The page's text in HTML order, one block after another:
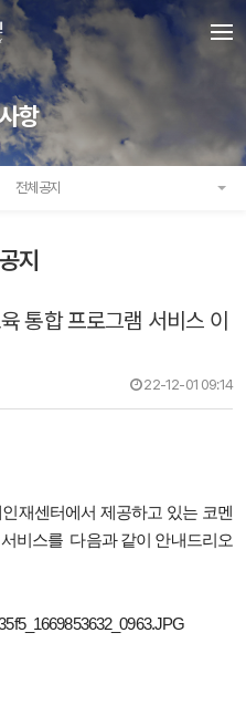
항
전체공지
지
통합 프로그램 서비스 이
22-12-01 09:14
재센터에서 제공하고 있는 코멘
비스를 다음과 같이 안내드리오